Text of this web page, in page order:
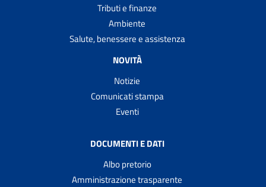
Tributi e finanze
Ambiente
Salute, benessere e assistenza
NOVITÀ
Notizie
Comunicati stampa
Eventi
DOCUMENTI E DATI
Albo pretorio
Amministrazione trasparente